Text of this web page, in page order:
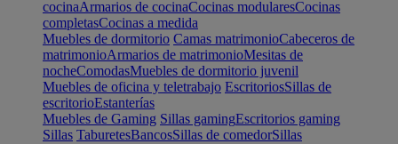
cocinaArmarios de cocinaCocinas modularesCocinas
completasCocinas a medida
Muebles de dormitorio Camas matrimonioCabeceros de
matrimonioArmarios de matrimonioMesitas de
nocheComodasMuebles de dormitorio juvenil
Muebles de oficina y teletrabajo EscritoriosSillas de
escritorioEstanterías
Muebles de Gaming Sillas gamingEscritorios gaming
Sillas TaburetesBancosSillas de comedorSillas